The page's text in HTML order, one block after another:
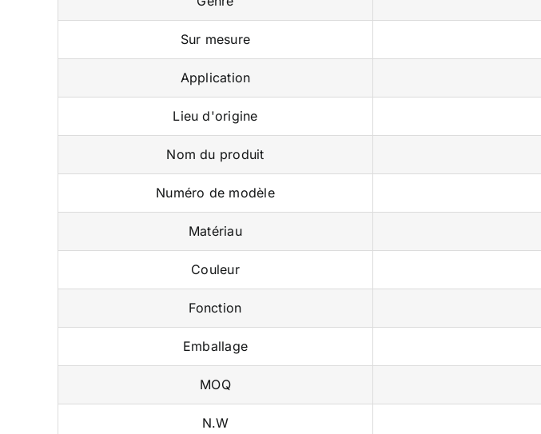
Sur mesure
Application
Lieu d'origine
Nom du produit
Numéro de modèle
Matériau
Couleur
Fonction
Emballage
MOQ
N.W